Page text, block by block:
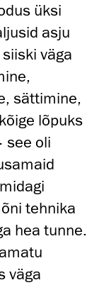
üksi
asju
väga
sättimine,
lõpuks
see oli
tehnika
hea tunne.
väga